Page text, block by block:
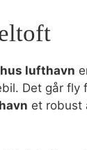
lufthavn
Det går fly
et robust